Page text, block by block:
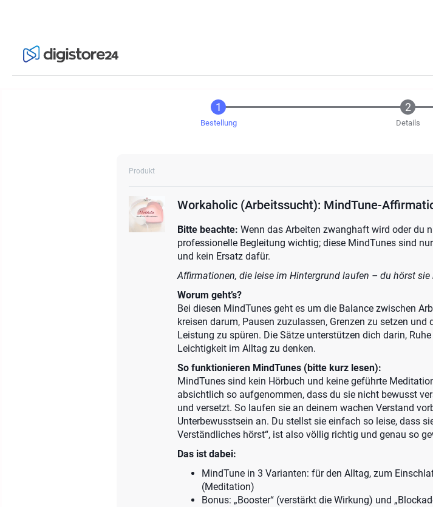
Bestellung Details
Produkt
Workaholic (Arbeitssucht): MindTune-
Bitte beachte: Wenn das Arbeiten zwanghaft wird oder du
professionelle Begleitung wichtig; diese MindTunes sind
und kein Ersatz dafür.
Affirmationen, die leise im Hintergrund laufen – du hörst sie
Worum geht’s?
Bei diesen MindTunes geht es um die Balance zwischen
kreisen darum, Pausen zuzulassen, Grenzen zu setzen
Leistung zu spüren. Die Sätze unterstützen dich darin,
Leichtigkeit im Alltag zu denken.
So funktionieren MindTunes (bitte kurz lesen):
MindTunes sind kein Hörbuch und keine geführte
absichtlich so aufgenommen, dass du sie nicht bewusst
und versetzt. So laufen sie an deinem wachen Verstand
Unterbewusstsein an. Du stellst sie einfach so leise, dass
Verständliches hörst“, ist also völlig richtig und genau so
Das ist dabei:
MindTune in 3 Varianten: für den Alltag, zum
(Meditation)
Bonus: „Booster“ (verstärkt die Wirkung) und